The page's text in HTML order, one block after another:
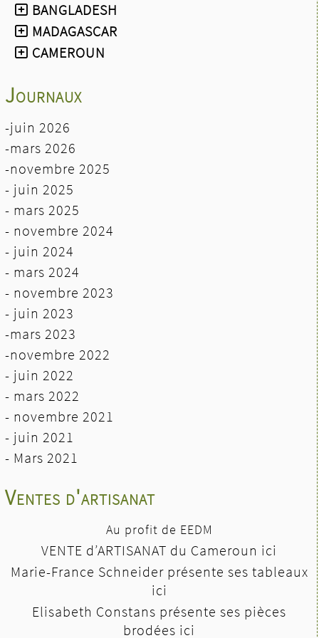
BANGLADESH
MADAGASCAR
CAMEROUN
Journaux
-juin 2026
-mars 2026
-novembre 2025
- juin 2025
- mars 2025
- novembre 2024
- juin 2024
- mars 2024
- novembre 2023
- juin 2023
-mars 2023
-novembre 2022
- juin 2022
- mars 2022
- novembre 2021
- juin 2021
- Mars 2021
Ventes d'artisanat
Au profit de EEDM
VENTE d’ARTISANAT du Cameroun ici
Marie-France Schneider présente ses tableaux
ici
Elisabeth Constans présente ses pièces
brodées ici